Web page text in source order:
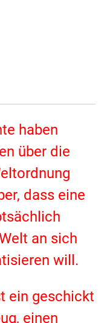
haben
über die
dass eine
an sich
will.
ein geschickt
einen